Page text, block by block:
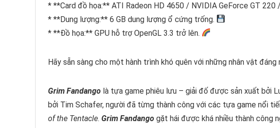
* **Card đồ họa:** ATI Radeon HD 4650 / NVIDIA GeForce GT
* **Dung lượng:** 6 GB dung lượng ổ cứng trống.
* **Đồ họa:** GPU hỗ trợ OpenGL 3.3 trở lên.
Hãy sẵn sàng cho một hành trình khó quên với những nhân vật
Grim Fandango là tựa game phiêu lưu – giải đố được sản xuất bởi
bởi Tim Schafer, người đã từng thành công với các tựa game nổi
of the Tentacle. Grim Fandango gặt hái được khá nhiều thành công